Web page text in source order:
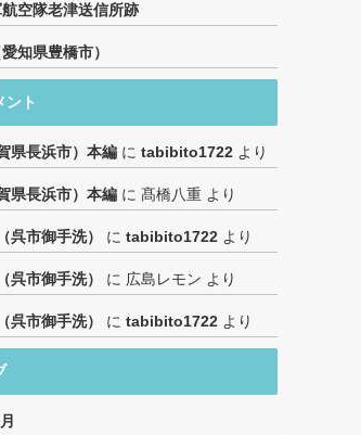
空隊老津送信所跡
知県豊橋市）
ント
県長浜市）本編 に tabibito1722 より
県長浜市）本編 に 髙橋八重 より
呉市御手洗） に tabibito1722 より
呉市御手洗） に 広島レモン より
呉市御手洗） に tabibito1722 より